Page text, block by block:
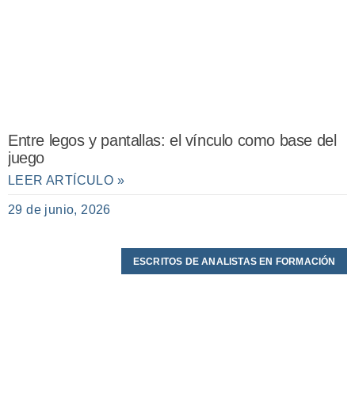
Entre legos y pantallas: el vínculo como base del
juego
LEER ARTÍCULO »
29 de junio, 2026
ESCRITOS DE ANALISTAS EN FORMACIÓN